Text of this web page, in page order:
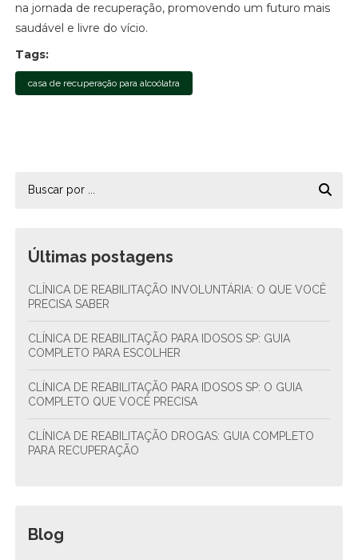
na jornada de recuperação, promovendo um futuro mais
saudável e livre do vício.
Tags:
casa de recuperação para alcoólatra
Últimas postagens
CLÍNICA DE REABILITAÇÃO INVOLUNTÁRIA: O QUE VOCÊ
PRECISA SABER
CLÍNICA DE REABILITAÇÃO PARA IDOSOS SP: GUIA
COMPLETO PARA ESCOLHER
CLÍNICA DE REABILITAÇÃO PARA IDOSOS SP: O GUIA
COMPLETO QUE VOCÊ PRECISA
CLÍNICA DE REABILITAÇÃO DROGAS: GUIA COMPLETO
PARA RECUPERAÇÃO
Blog